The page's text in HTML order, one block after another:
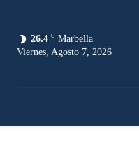
26.4 C Marbella
Viernes, Agosto 7, 2026